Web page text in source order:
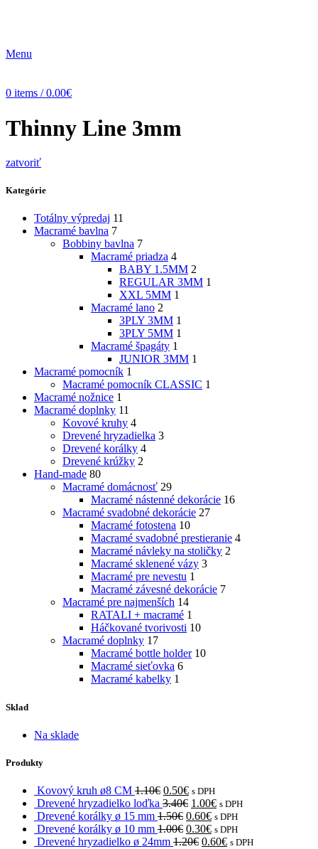
Menu
0 items / 0.00€
Thinny Line 3mm
zatvoriť
Kategórie
Totálny výpredaj 11
Macramé bavlna 7
Bobbiny bavlna 7
Macramé priadza 4
BABY 1.5MM 2
REGULAR 3MM 1
XXL 5MM 1
Macramé lano 2
3PLY 3MM 1
3PLY 5MM 1
Macramé špagáty 1
JUNIOR 3MM 1
Macramé pomocník 1
Macramé pomocník CLASSIC 1
Macramé nožnice 1
Macramé doplnky 11
Kovové kruhy 4
Drevené hryzadielka 3
Drevené korálky 4
Drevené krúžky 2
Hand-made 80
Macramé domácnosť 29
Macramé nástenné dekorácie 16
Macramé svadobné dekorácie 27
Macramé fotostena 10
Macramé svadobné prestieranie 4
Macramé návleky na stoličky 2
Macramé sklenené vázy 3
Macramé pre nevestu 1
Macramé závesné dekorácie 7
Macramé pre najmenších 14
RATALI + macramé 1
Háčkované tvorivosti 10
Macramé doplnky 17
Macramé bottle holder 10
Macramé sieťovka 6
Macramé kabelky 1
Sklad
Na sklade
Produkty
Kovový kruh ø8 CM 1.10€ 0.50€ s DPH
Drevené hryzadielko loďka 3.40€ 1.00€ s DPH
Drevené korálky ø 15 mm 1.50€ 0.60€ s DPH
Drevené korálky ø 10 mm 1.00€ 0.30€ s DPH
Drevené hryzadielko ø 24mm 1.20€ 0.60€ s DPH